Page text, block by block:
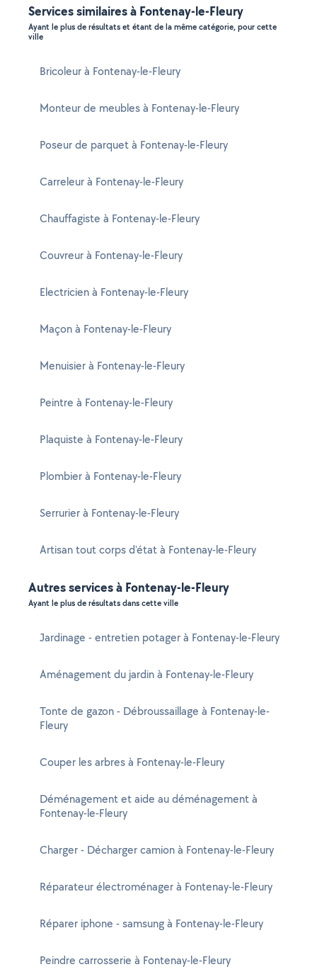
Services similaires à Fontenay-le-Fleury
Ayant le plus de résultats et étant de la même catégorie, pour cette
ville
Bricoleur à Fontenay-le-Fleury
Monteur de meubles à Fontenay-le-Fleury
Poseur de parquet à Fontenay-le-Fleury
Carreleur à Fontenay-le-Fleury
Chauffagiste à Fontenay-le-Fleury
Couvreur à Fontenay-le-Fleury
Electricien à Fontenay-le-Fleury
Maçon à Fontenay-le-Fleury
Menuisier à Fontenay-le-Fleury
Peintre à Fontenay-le-Fleury
Plaquiste à Fontenay-le-Fleury
Plombier à Fontenay-le-Fleury
Serrurier à Fontenay-le-Fleury
Artisan tout corps d'état à Fontenay-le-Fleury
Autres services à Fontenay-le-Fleury
Ayant le plus de résultats dans cette ville
Jardinage - entretien potager à Fontenay-le-Fleury
Aménagement du jardin à Fontenay-le-Fleury
Tonte de gazon - Débroussaillage à Fontenay-le-
Fleury
Couper les arbres à Fontenay-le-Fleury
Déménagement et aide au déménagement à
Fontenay-le-Fleury
Charger - Décharger camion à Fontenay-le-Fleury
Réparateur électroménager à Fontenay-le-Fleury
Réparer iphone - samsung à Fontenay-le-Fleury
Peindre carrosserie à Fontenay-le-Fleury